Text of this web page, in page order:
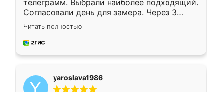
телеграмм. Выбрали наиболее подходящий.
Согласовали день для замера. Через 3
недели кухня была уже готова. Остались
довольны работой. Спасибо Ренессанс
мебель за качественную работу!
Читать полностью
yaroslava1986